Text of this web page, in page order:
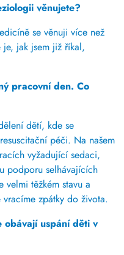
věnujete?
se věnuji více než
jak jsem již říkal,
pracovní den. Co
dětí, kde se
péči. Na našem
vyžadující sedaci,
podporu selhávajících
velmi těžkém stavu a
zpátky do života.
uspání děti v